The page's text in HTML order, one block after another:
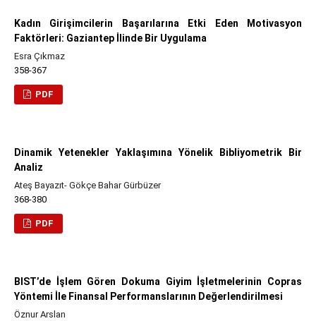
Kadın Girişimcilerin Başarılarına Etki Eden Motivasyon
Faktörleri: Gaziantep İlinde Bir Uygulama
Esra Çıkmaz
358-367
PDF
Dinamik Yetenekler Yaklaşımına Yönelik Bibliyometrik Bir
Analiz
Ateş Bayazıt- Gökçe Bahar Gürbüzer
368-380
PDF
BIST’de İşlem Gören Dokuma Giyim İşletmelerinin Copras
Yöntemi İle Finansal Performanslarının Değerlendirilmesi
Öznur Arslan